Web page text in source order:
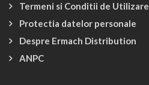
Termeni si Conditii de Utilizare
Protectia datelor personale
Despre Ermach Distribution
ANPC